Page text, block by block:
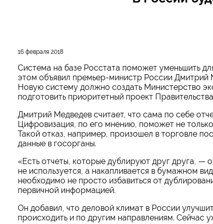
16 февраля 2018
Система на базе Росстата поможет уменьшить
этом объявил премьер-министр России Дмитрий
Новую систему должно создать Министерство
подготовить приоритетный проект
Дмитрий Медведев считает, что сама по себе
Цифровизация, по его мнению, поможет не
Такой отказ, например, произошел в торговле
данные в госорганы.
«Есть отчеты, которые дублируют друг друга,
не используется, а накапливается в бумажном
необходимо не просто избавиться от
первичной информацией.
Он добавил, что деловой климат в России
происходить и по другим направлениям. Сейчас